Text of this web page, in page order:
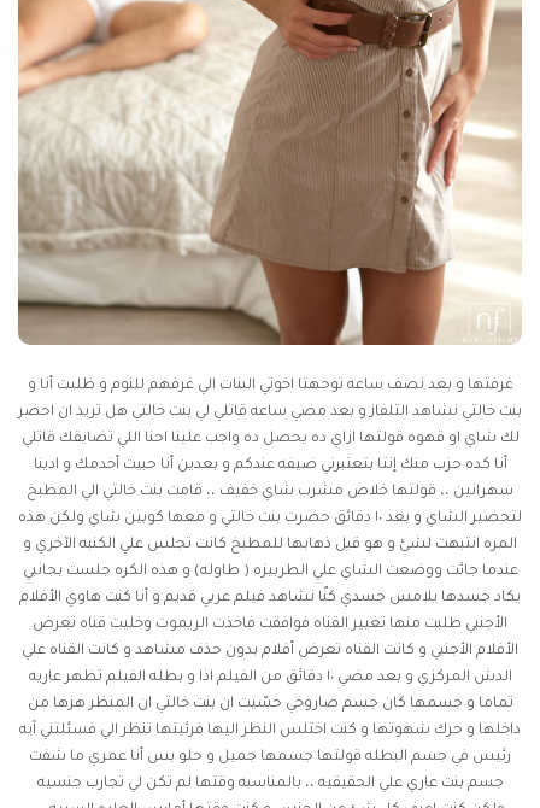
غرفتها و بعد نصف ساعه توجهتا اخوتي البنات الي غرفهم للنوم و ظليت أنا و
بنت خالتي نشاهد التلفاز و بعد مضي ساعه قاتلي لي بنت خالتي هل تريد ان احضر
لك شاي او قهوه قولتها ازاي ده يحصل ده واجب علينا احنا اللي تضايقك قاتلي
أنا كده حزب منك إنتا بتعتبرني ضيفه عندكم و بعدين أنا حبيت أخدمك و ادينا
سهرانين ،، قولتها خلاص مشرب شاي خفيف ،، قامت بنت خالتي الي المطبخ
لتحضير الشاي و بعد ١٠ دقائق حضرت بنت خالتي و معها كوبين شاي ولكن هذه
المره انتبهت لشئ و هو قبل ذهابها للمطبخ كانت تجلس علي الكنبه الآخري و
عندما جائت ووضعت الشاي علي الطربيزه ( طاوله) و هذه الكره جلست بجانبي
يكاد جسدها يلامس جسدي كنّا نشاهد فيلم عربي قديم و أنا كنت هاوي الأفلام
الأجنبي طلبت منها تغيير القناه فوافقت فاخذت الريموت وخليت قناه تعرض
الأفلام الأجنبي و كانت القناه تعرض أفلام بدون حذف مشاهد و كانت القناه علي
الدش المركزي و بعد مضي ١٠ دقائق من الفيلم اذا و بطله الفيلم تظهر عاريه
تماما و جسمها كان جسم صاروخي حسّيت ان بنت خالتي ان المنظر هزها من
داخلها و حرك شهوتها و كنت اختلس النظر اليها فرئيتها تنظر الي فسئلتني آيه
رئيس في جسم البطله قولتها جسمها جميل و حلو بس أنا عمري ما شفت
جسم بنت عاري علي الحقيقيه ،، بالمناسبه وقتها لم تكن لي تجارب جنسيه